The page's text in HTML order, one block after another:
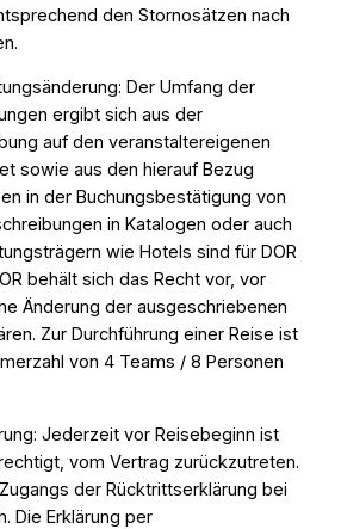
den Stornosätzen nach
Der Umfang der
ergibt sich aus der
auf den veranstaltereigenen
sowie aus den hierauf Bezug
in der Buchungsbestätigung von
in Katalogen oder auch
wie Hotels sind für DOR
behält sich das Recht vor, vor
Änderung der ausgeschriebenen
Zur Durchführung einer Reise ist
von 4 Teams / 8 Personen
Jederzeit vor Reisebeginn ist
vom Vertrag zurückzutreten.
der Rücktrittserklärung bei
Die Erklärung per